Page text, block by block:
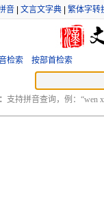
音 文言文字典 繁体字转
检索 按部首检索
支持拼音查询，例：“wen